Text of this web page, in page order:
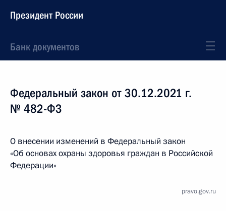
Президент России
Банк документов
Федеральный закон от 30.12.2021 г.
№ 482-ФЗ
О внесении изменений в Федеральный закон
«Об основах охраны здоровья граждан в Российской
Федерации»
pravo.gov.ru